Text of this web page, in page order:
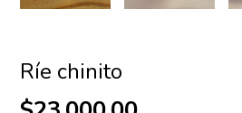
Ríe chinito